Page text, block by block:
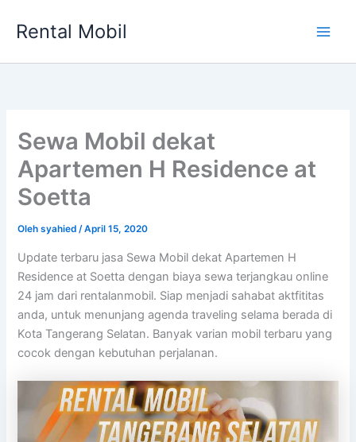
Rental Mobil
Sewa Mobil dekat
Apartemen H Residence at
Soetta
Olehsyahied/April 15, 2020
Update terbaru jasa Sewa Mobil dekat Apartemen H
Residence at Soetta dengan biaya sewa terjangkau online
24 jam dari rentalanmobil. Siap menjadi sahabat aktfititas
anda, untuk menunjang agenda traveling selama berada di
Kota Tangerang Selatan. Banyak varian mobil terbaru yang
cocok dengan kebutuhan perjalanan.